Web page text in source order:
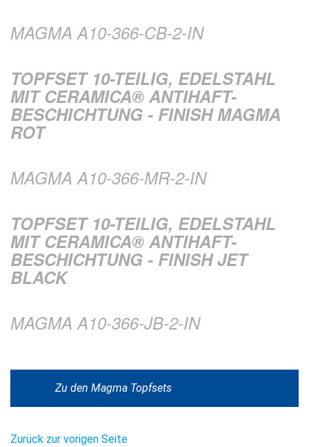
MAGMA A10-366-CB-2-IN
TOPFSET 10-TEILIG, EDELSTAHL
MIT CERAMICA® ANTIHAFT-
BESCHICHTUNG - FINISH MAGMA
ROT
MAGMA A10-366-MR-2-IN
TOPFSET 10-TEILIG, EDELSTAHL
MIT CERAMICA® ANTIHAFT-
BESCHICHTUNG - FINISH JET
BLACK
MAGMA A10-366-JB-2-IN
Zu den Magma Topfsets
Zurück zur vorigen Seite